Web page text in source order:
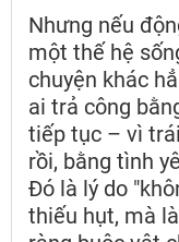
Nhưng nếu
một thế hệ
chuyện khác
ai trả công
tiếp tục – vì
rồi, bằng tình
Đó là lý do
thiếu hụt, mà